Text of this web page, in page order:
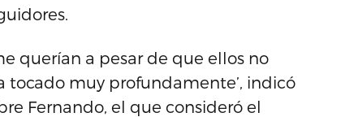
querían a pesar de que ellos no
tocado muy profundamente’, indicó
Fernando, el que consideró el